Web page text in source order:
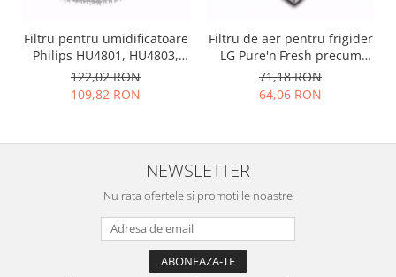
ALCATEL
Allview
Blackberry
Filtru pentru umidificatoare
Philips HU4801, HU4803,
HU4811, HU4813 ca HU4102
/ 01
122,02 RON
109,82 RON
Filtru de aer pentru frigider
LG Pure'n'Fresh precum
LT120F, ADQ73214404
71,18 RON
64,06 RON
NEWSLETTER
Nu rata ofertele si promotiile noastre